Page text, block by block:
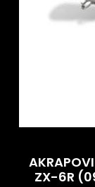
ZX-6R